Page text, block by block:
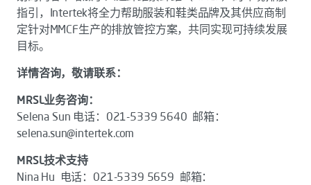
指引，Intertek将全力帮助服装和鞋类品牌及其供应商制
定针对MMCF生产的排放管控方案，共同实现可持续发展
目标。
详情咨询，敬请联系：
MRSL业务咨询：
Selena Sun 电话：021-5339 5640 邮箱：
selena.sun@intertek.com
MRSL技术支持
Nina Hu 电话：021-5339 5659 邮箱：